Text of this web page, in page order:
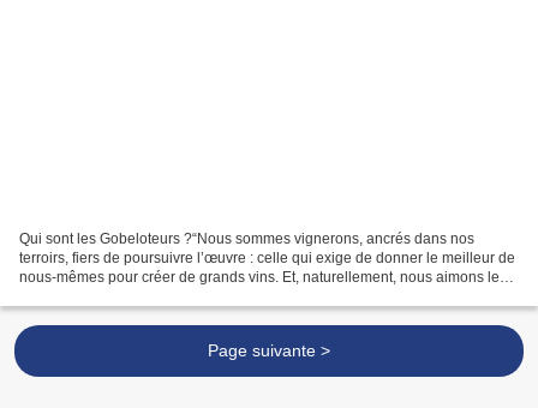
Qui sont les Gobeloteurs ?“Nous sommes vignerons, ancrés dans nos
terroirs, fiers de poursuivre l’œuvre : celle qui exige de donner le meilleur de
nous-mêmes pour créer de grands vins. Et, naturellement, nous aimons le
Page suivante >